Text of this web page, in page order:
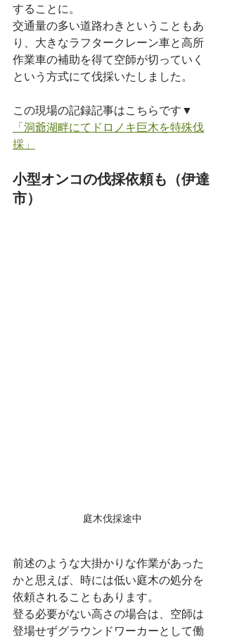
することに。
交通量の多い道路わきということもあ
り、大きなラフタークレーン車と高所
作業車の補助を得て空師が切っていく
という方式にて伐採いたしました。
この現場の記録記事はこちらです▼
「洞爺湖畔にてドロノキ巨木を特殊伐
採」
小型オンコの伐採依頼も（伊達
市）
庭木伐採途中
前述のような大掛かりな作業があった
かと思えば、時には低い庭木の処分を
依頼されることもあります。
登る必要がない高さの場合は、空師は
登場せずグラウンドワーカーとして働